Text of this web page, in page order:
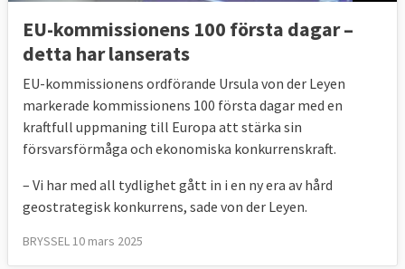
EU-kommissionens 100 första dagar –
detta har lanserats
EU-kommissionens ordförande Ursula von der Leyen
markerade kommissionens 100 första dagar med en
kraftfull uppmaning till Europa att stärka sin
försvarsförmåga och ekonomiska konkurrenskraft.
– Vi har med all tydlighet gått in i en ny era av hård
geostrategisk konkurrens, sade von der Leyen.
BRYSSEL 10 mars 2025